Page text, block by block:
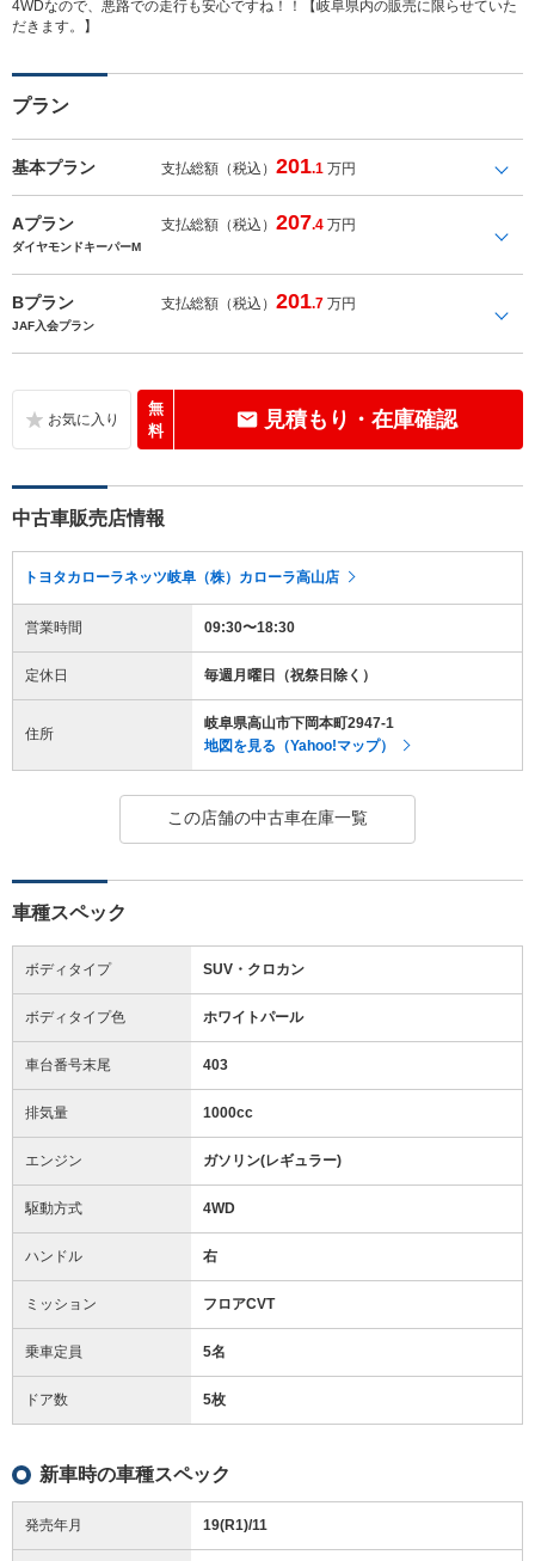
4WDなので、悪路での走行も安心ですね！！【岐阜県内の販売に限らせていた
だきます。】
プラン
基本プラン 支払総額（税込）201.1 万円
Aプラン 支払総額（税込）207.4 万円
ダイヤモンドキーパーM
Bプラン 支払総額（税込）201.7 万円
JAF入会プラン
無
料
見積もり・在庫確認
中古車販売店情報
トヨタカローラネッツ岐阜（株）カローラ高山店
営業時間 09:30〜18:30
定休日 毎週月曜日（祝祭日除く）
住所
岐阜県高山市下岡本町2947-1
地図を見る（Yahoo!マップ）
この店舗の中古車在庫一覧
車種スペック
ボディタイプ SUV・クロカン
ボディタイプ色 ホワイトパール
車台番号末尾 403
排気量 1000cc
エンジン ガソリン(レギュラー)
駆動方式 4WD
ハンドル 右
ミッション フロアCVT
乗車定員 5名
ドア数 5枚
新車時の車種スペック
発売年月 19(R1)/11